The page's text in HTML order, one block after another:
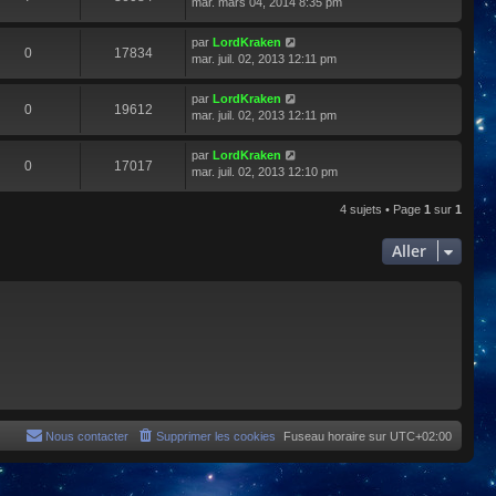
mar. mars 04, 2014 8:35 pm
0 17834
par LordKraken
mar. juil. 02, 2013 12:11 pm
0 19612
par LordKraken
mar. juil. 02, 2013 12:11 pm
0 17017
par LordKraken
mar. juil. 02, 2013 12:10 pm
4 sujets • Page 1 sur 1
Aller
Fuseau horaire sur UTC+02:00
Supprimer les cookies
Nous contacter